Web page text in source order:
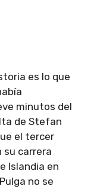
es lo que
minutos del
de Stefan
el tercer
su carrera
Islandia en
no se